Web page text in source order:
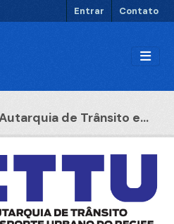
Entrar Contato
de Trânsito e...